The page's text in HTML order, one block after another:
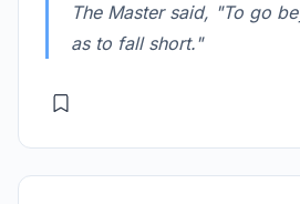
The Master said, "To go
as to fall short."